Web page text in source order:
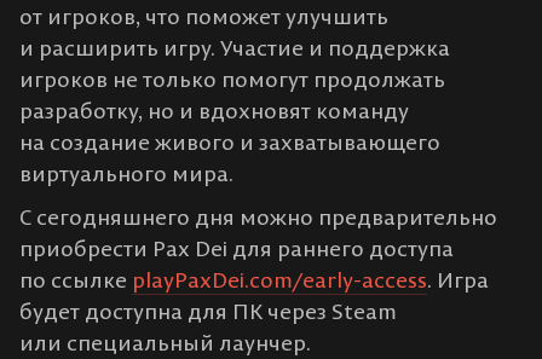
от игроков, что поможет улучшить
и расширить игру. Участие и поддержка
игроков не только помогут продолжать
разработку, но и вдохновят команду
на создание живого и захватывающего
виртуального мира.
С сегодняшнего дня можно предварительно
приобрести Pax Dei для раннего доступа
по ссылке playPaxDei.com/early-access. Игра
будет доступна для ПК через Steam
или специальный лаунчер.